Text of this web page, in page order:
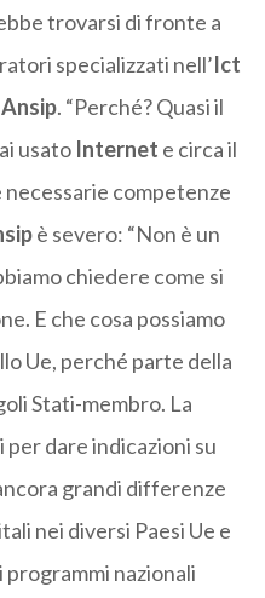
trovarsi di fronte a
specializzati nell’Ict
Ansip. “Perché? Quasi il
usato Internet e circa il
necessarie competenze
è severo: “Non è un
chiedere come si
E che cosa possiamo
Ue, perché parte della
Stati-membro. La
per dare indicazioni su
grandi differenze
nei diversi Paesi Ue e
nazionali